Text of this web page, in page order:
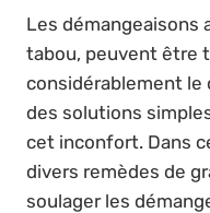
Les démangeaisons
tabou, peuvent être
considérablement le
des solutions
cet inconfort. Dans
divers remèdes de
soulager les